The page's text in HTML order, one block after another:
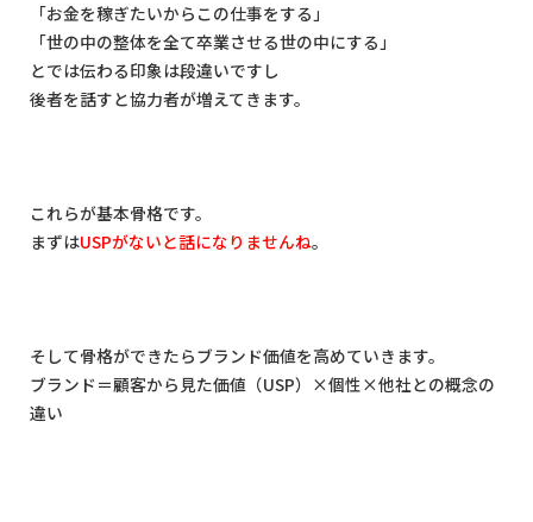
「お金を稼ぎたいからこの仕事をする」
「世の中の整体を全て卒業させる世の中にする」
とでは伝わる印象は段違いですし
後者を話すと協力者が増えてきます。
これらが基本骨格です。
まずはUSPがないと話になりませんね。
そして骨格ができたらブランド価値を高めていきます。
ブランド＝顧客から見た価値（USP） ×個性×他社との概念の
違い